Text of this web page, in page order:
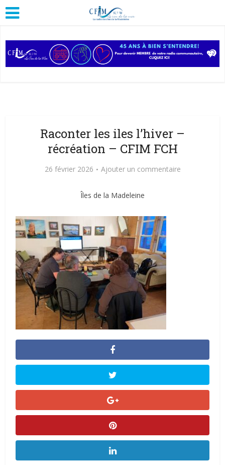
Raconter les iles l’hiver –
récréation – CFIM FCH
26 février 2026 Ajouter un commentaire
Îles de la Madeleine